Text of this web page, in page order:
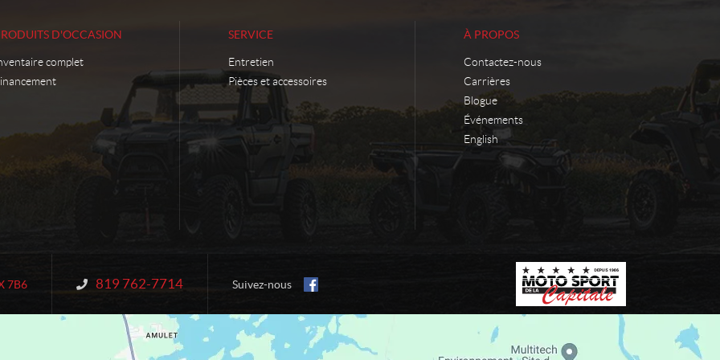
D'OCCASION
complet
SERVICE
Entretien
Pièces et accessoires
À PROPOS
Contactez-nous
Carrières
Blogue
Événements
English
7B6 Information :
819 762-7714 Suivez-nous